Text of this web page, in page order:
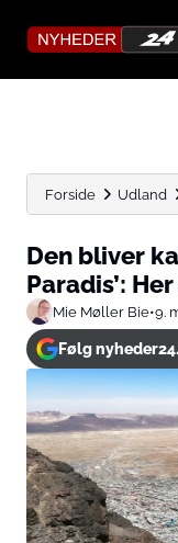
Forside Udland
Den bliver
Paradis’:
Mie Møller Bie•9.
Følg